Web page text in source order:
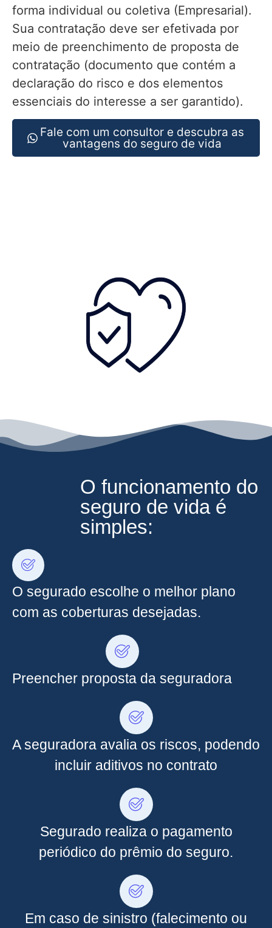
forma individual ou coletiva (Empresarial).
Sua contratação deve ser efetivada por
meio de preenchimento de proposta de
contratação (documento que contém a
declaração do risco e dos elementos
essenciais do interesse a ser garantido).
Fale com um consultor e descubra as
vantagens do seguro de vida
O funcionamento do
seguro de vida é
simples:
O segurado escolhe o melhor plano
com as coberturas desejadas.
Preencher proposta da seguradora
A seguradora avalia os riscos, podendo
incluir aditivos no contrato
Segurado realiza o pagamento
periódico do prêmio do seguro.
Em caso de sinistro (falecimento ou